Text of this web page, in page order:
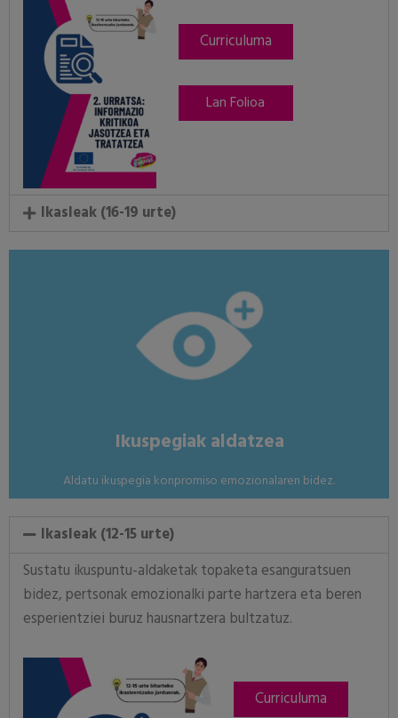
Curriculuma
Lan Folioa
Ikasleak (16-19 urte)
Ikuspegiak aldatzea
Aldatu ikuspegia konpromiso emozionalaren bidez.
Migrazio behartuak eta elkarrizketa enpatikoak bizi izan
dituzten pertsonekin topo egin.
Ikasleak (12-15 urte)
Sustatu ikuspuntu-aldaketak topaketa esanguratsuen
bidez, pertsonak emozionalki parte hartzera eta beren
esperientziei buruz hausnartzera bultzatuz.
Curriculuma